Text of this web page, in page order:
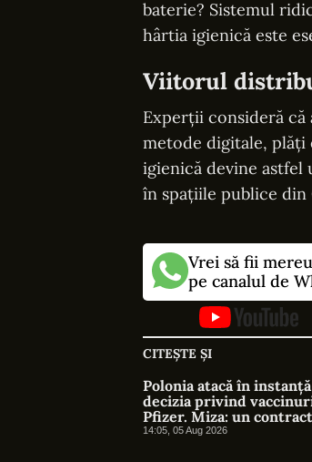
baterie? Sistemul
hârtia igienică este
Viitorul
Experții consideră că
metode digitale,
igienică devine astfel
în spațiile publice din
Vrei să fii
pe canalul de
CITEȘTE ȘI
Polonia atacă în instanță
decizia privind
Pfizer. Miza: un
1,3 miliarde de euro
14:05, 05 Aug 2026